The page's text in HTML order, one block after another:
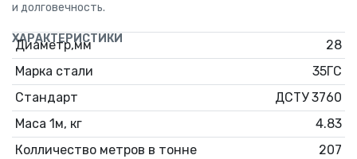
и долговечность.
ХАРАКТЕРИСТИКИ
Диаметр,мм
28
Марка стали
35ГС
Стандарт
ДСТУ 3760
Маса 1м, кг
4.83
Колличество метров в тонне
207